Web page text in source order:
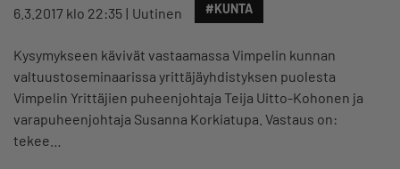
6.3.2017 klo 22:35 Uutinen #KUNTA
Kysymykseen kävivät vastaamassa Vimpelin kunnan
valtuustoseminaarissa yrittäjäyhdistyksen puolesta
Vimpelin Yrittäjien puheenjohtaja Teija Uitto-Kohonen ja
varapuheenjohtaja Susanna Korkiatupa. Vastaus on:
tekee…